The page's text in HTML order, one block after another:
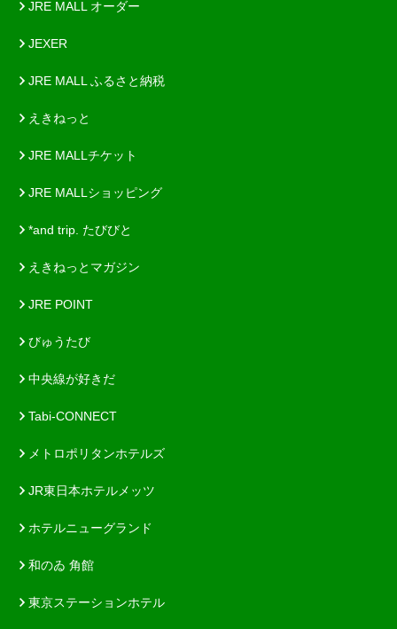
JRE MALL オーダー
JEXER
JRE MALL ふるさと納税
えきねっと
JRE MALLチケット
JRE MALLショッピング
*and trip. たびびと
えきねっとマガジン
JRE POINT
びゅうたび
中央線が好きだ
Tabi-CONNECT
メトロポリタンホテルズ
JR東日本ホテルメッツ
ホテルニューグランド
和のゐ 角館
東京ステーションホテル